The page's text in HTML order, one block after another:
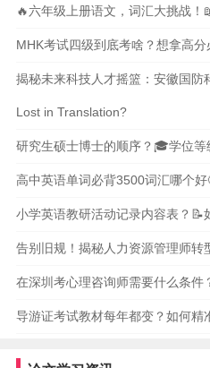
🔥六年级上册语文，词汇大挑战！
MHK考试四级到底考啥？想拿高分
揭秘未来科技人才摇篮：安徽国防
Lost in Translation?
研究生硕士博士的顺序？🎓学位等
高中英语单词必背3500词汇哪个好
小学英语教研活动记录内容表？📝
告别旧规！揭秘人力资源管理师转
在深圳考心理咨询师需要什么条件
导游证考试教材每年都变？如何精